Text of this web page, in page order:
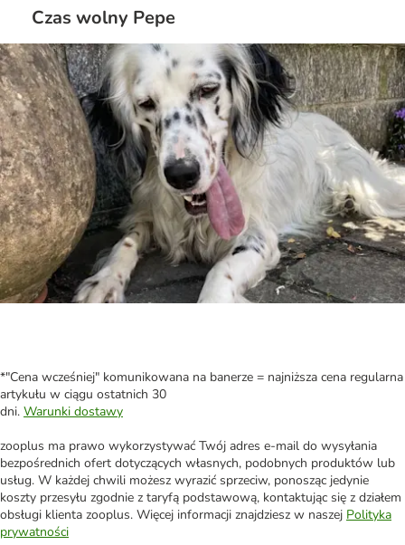
Czas wolny Pepe
*"Cena wcześniej" komunikowana na banerze = najniższa cena regularna
artykułu w ciągu ostatnich 30
dni. Warunki dostawy
zooplus ma prawo wykorzystywać Twój adres e-mail do wysyłania
bezpośrednich ofert dotyczących własnych, podobnych produktów lub
usług. W każdej chwili możesz wyrazić sprzeciw, ponosząc jedynie
koszty przesyłu zgodnie z taryfą podstawową, kontaktując się z działem
obsługi klienta zooplus. Więcej informacji znajdziesz w naszej Polityka
prywatności